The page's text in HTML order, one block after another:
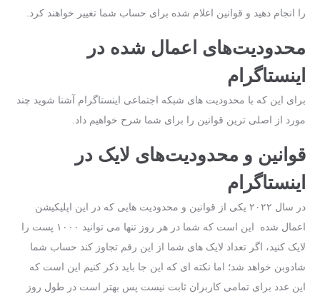
را انجام دهید و قوانین اعلام ‌شده برای حساب شما تغییر خواهند کرد.
محدودیت‌های اعمال‌ شده در
اینستاگرام
برای این ‌که با محدودیت‌ های شبکه اجتماعی اینستاگرام آشنا شوید چند
مورد از اصلی ‌ترین قوانین را برای شما شرح خواهیم داد.
قوانین و محدودیت‌های لایک در
اینستاگرام
در سال ۲۰۲۲ یکی از قوانین و محدودیت‌ هایی که در این اپلیکیشن
اعمال ‌شده این است که شما در هر روز تنها می توانید ۱۰۰۰ پست را
لایک کنید، اگر تعداد لایک‌ های شما از این رقم تجاوز کند حساب شما
شادوبن خواهد شد؛ اما نکته ‌ای که این‌ جا باید ذکر کنیم این است که
این عدد برای تمامی کاربران ثابت نیست پس بهتر است در طول روز